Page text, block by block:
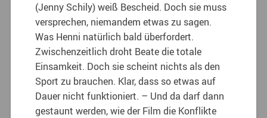
(Jenny Schily) weiß Bescheid. Doch sie muss
versprechen, niemandem etwas zu sagen.
Was Henni natürlich bald überfordert.
Zwischenzeitlich droht Beate die totale
Einsamkeit. Doch sie scheint nichts als den
Sport zu brauchen. Klar, dass so etwas auf
Dauer nicht funktioniert. – Und da darf dann
gestaunt werden, wie der Film die Konflikte